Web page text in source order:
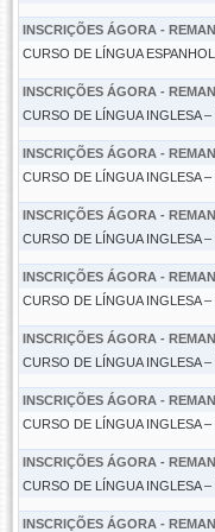
INSCRIÇÕES ÁGORA -
CURSO DE LÍNGUA
INSCRIÇÕES ÁGORA -
CURSO DE LÍNGUA INGLESA –
INSCRIÇÕES ÁGORA -
CURSO DE LÍNGUA INGLESA –
INSCRIÇÕES ÁGORA -
CURSO DE LÍNGUA INGLESA –
INSCRIÇÕES ÁGORA -
CURSO DE LÍNGUA INGLESA –
INSCRIÇÕES ÁGORA -
CURSO DE LÍNGUA INGLESA –
INSCRIÇÕES ÁGORA -
CURSO DE LÍNGUA INGLESA –
INSCRIÇÕES ÁGORA -
CURSO DE LÍNGUA INGLESA –
INSCRIÇÕES ÁGORA -